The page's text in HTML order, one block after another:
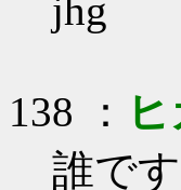
jhg
138 ：
誰で